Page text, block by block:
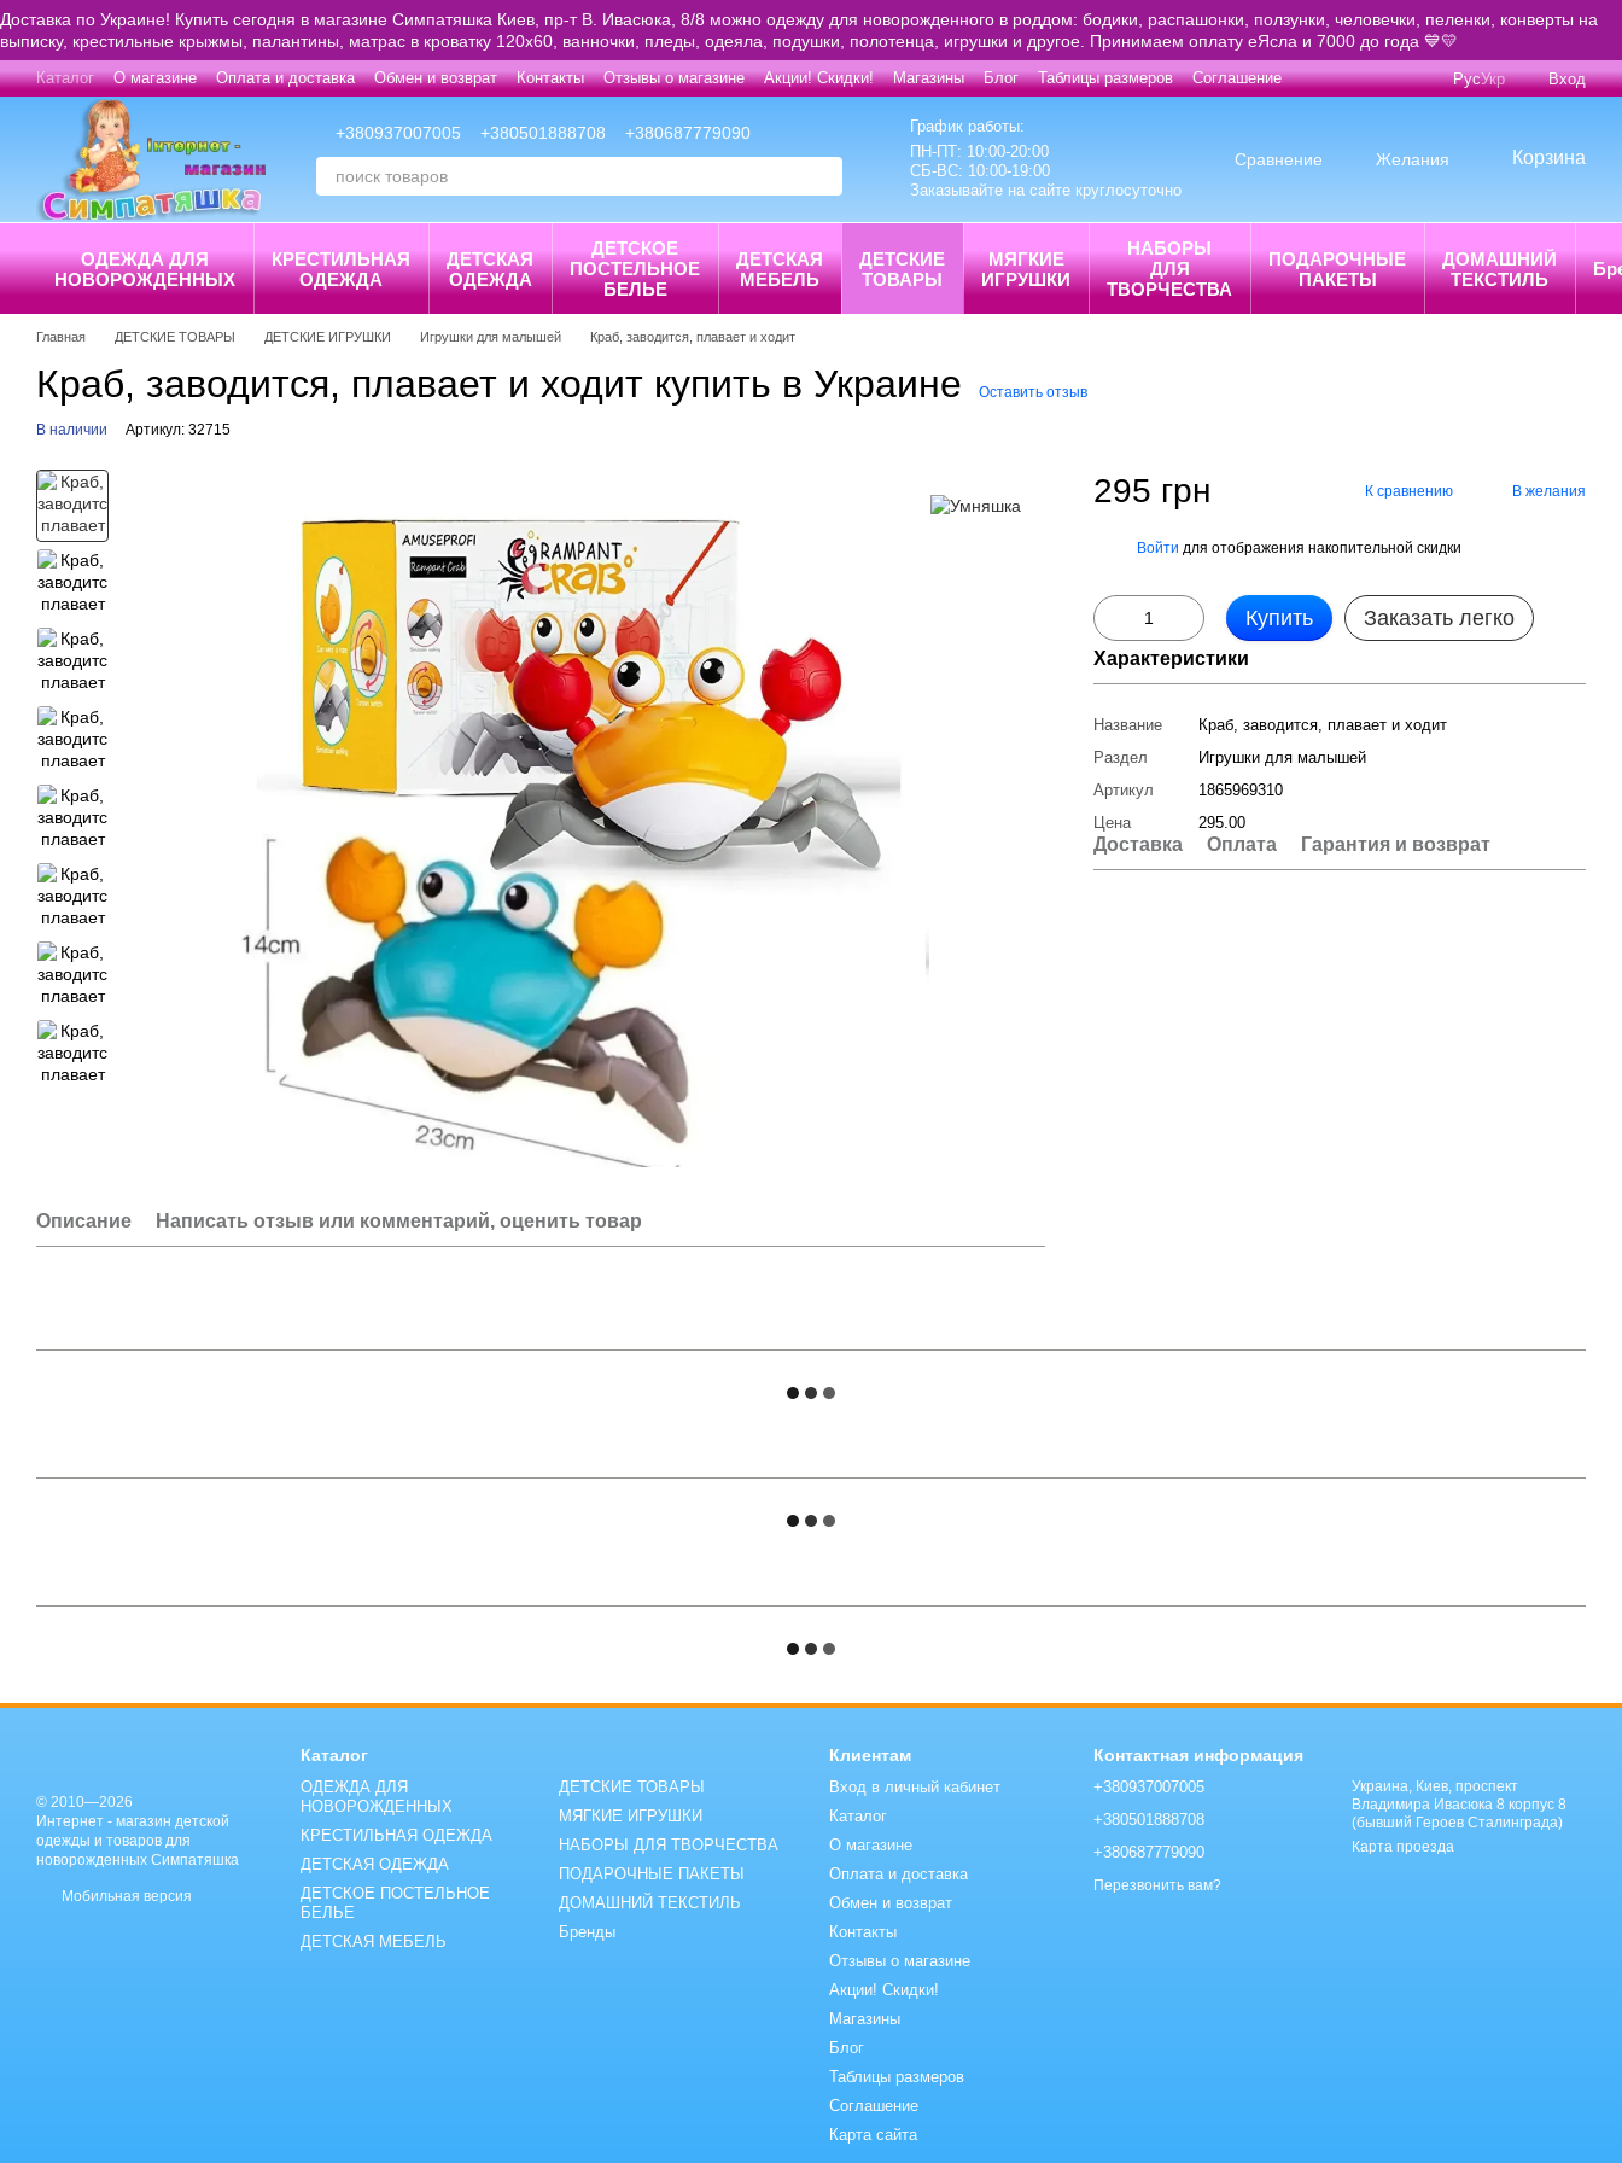
Перейти к основному контенту
Доставка по Украине! Купить сегодня в магазине Симпатяшка Киев, пр-т В. Ивасюка, 8/8 можно одежду для новорожденного в роддом: бодики, распашонки, ползунки, человечки, пеленки, конверты на
выписку, крестильные крыжмы, палантины, матрас в кроватку 120х60, ванночки, пледы, одеяла, подушки, полотенца, игрушки и другое. Принимаем оплату еЯсла и 7000 до года 💙💛
Каталог О магазине Оплата и доставка Обмен и возврат Контакты Отзывы о магазине Акции! Скидки! Магазины Блог Таблицы размеров Соглашение РусУкр Вход
+380937007005 +380501888708 +380687779090
График работы:
ПН-ПТ: 10:00-20:00
СБ-ВС: 10:00-19:00
Заказывайте на сайте круглосуточно
Сравнение Желания Корзина
ОДЕЖДА ДЛЯ
НОВОРОЖДЕННЫХ
КРЕСТИЛЬНАЯ
ОДЕЖДА
ДЕТСКАЯ
ОДЕЖДА
ДЕТСКОЕ
ПОСТЕЛЬНОЕ
БЕЛЬЕ
ДЕТСКАЯ
МЕБЕЛЬ
ДЕТСКИЕ
ТОВАРЫ
МЯГКИЕ
ИГРУШКИ
НАБОРЫ
ДЛЯ
ТВОРЧЕСТВА
ПОДАРОЧНЫЕ
ПАКЕТЫ
ДОМАШНИЙ
ТЕКСТИЛЬ
Главная ДЕТСКИЕ ТОВАРЫ ДЕТСКИЕ ИГРУШКИ Игрушки для малышей Краб, заводится, плавает и ходит
Краб, заводится, плавает и ходит купить в Украине Оставить отзыв
В наличии Артикул: 32715
Описание Написать отзыв или комментарий, оценить товар
295 грн К сравнению В желания
Войти для отображения накопительной скидки
Купить Заказать легко
Характеристики
Название
Краб, заводится, плавает и ходит
Раздел
Игрушки для малышей
Артикул
1865969310
Цена
295.00
Доставка Оплата Гарантия и возврат
© 2010—2026
Интернет - магазин детской
одежды и товаров для
новорожденных Симпатяшка
Мобильная версия
Каталог
ОДЕЖДА ДЛЯ
НОВОРОЖДЕННЫХ
КРЕСТИЛЬНАЯ ОДЕЖДА
ДЕТСКАЯ ОДЕЖДА
ДЕТСКОЕ ПОСТЕЛЬНОЕ
БЕЛЬЕ
ДЕТСКАЯ МЕБЕЛЬ
ДЕТСКИЕ ТОВАРЫ
МЯГКИЕ ИГРУШКИ
НАБОРЫ ДЛЯ ТВОРЧЕСТВА
ПОДАРОЧНЫЕ ПАКЕТЫ
ДОМАШНИЙ ТЕКСТИЛЬ
Бренды
Клиентам
Вход в личный кабинет
Каталог
О магазине
Оплата и доставка
Обмен и возврат
Контакты
Отзывы о магазине
Акции! Скидки!
Магазины
Блог
Таблицы размеров
Соглашение
Карта сайта
Контактная информация
+380937007005
+380501888708
+380687779090
Перезвонить вам?
Украина, Киев, проспект
Владимира Ивасюка 8 корпус 8
(бывший Героев Сталинграда)
Карта проезда